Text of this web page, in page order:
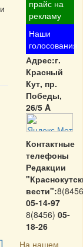
прайс на
рекламу
Наши
голосования
Адрес:г.
Красный
Кут, пр.
Победы,
26/5 A
Контактные
телефоны
Редакции
вести":
05-14-97
8(8456) 05-
18-26
На нашем